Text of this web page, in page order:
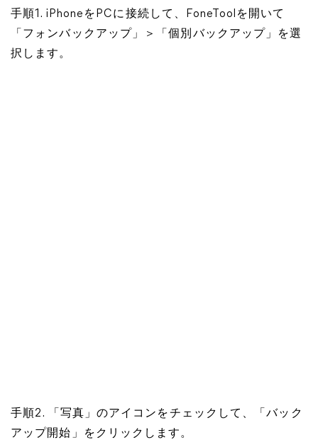
手順1. iPhoneをPCに接続して、FoneToolを開いて
「フォンバックアップ」＞「個別バックアップ」を選
択します。
手順2. 「写真」のアイコンをチェックして、「バック
アップ開始」をクリックします。